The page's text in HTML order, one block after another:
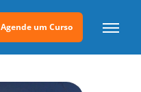
Agende um Curso